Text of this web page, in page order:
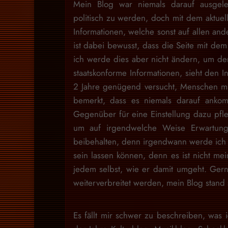
Mein Blog war niemals darauf
politisch zu werden, doch mit dem
Informationen, welche sonst auf allen
ist dabei bewusst, dass die Seite mit
ich werde dies aber nicht ändern, um
staatskonforme Informationen, sieht den
2 Jahre genügend versucht, Menschen
bemerkt, dass es niemals darauf
Gegenüber für eine Einstellung dazu
um auf irgendwelche Weise
beibehalten, denn irgendwann werde ich
sein lassen können, denn es ist nicht
jedem selbst, wie er damit umgeht.
weiterverbreitet werden, mein Blog
Es fällt mir schwer zu beschreiben, was